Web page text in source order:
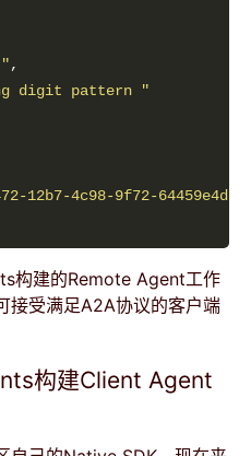
digit pattern "
12b7-4c98-9f72-
构建的Remote Agent工作
接受满足A2A协议的客户端
构建Client Agent